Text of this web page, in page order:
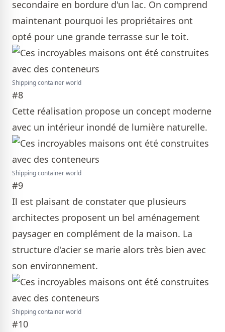
secondaire en bordure d'un lac. On comprend
maintenant pourquoi les propriétaires ont
opté pour une grande terrasse sur le toit.
Shipping container world
#8
Cette réalisation propose un concept moderne
avec un intérieur inondé de lumière naturelle.
Shipping container world
#9
Il est plaisant de constater que plusieurs
architectes proposent un bel aménagement
paysager en complément de la maison. La
structure d'acier se marie alors très bien avec
son environnement.
Shipping container world
#10